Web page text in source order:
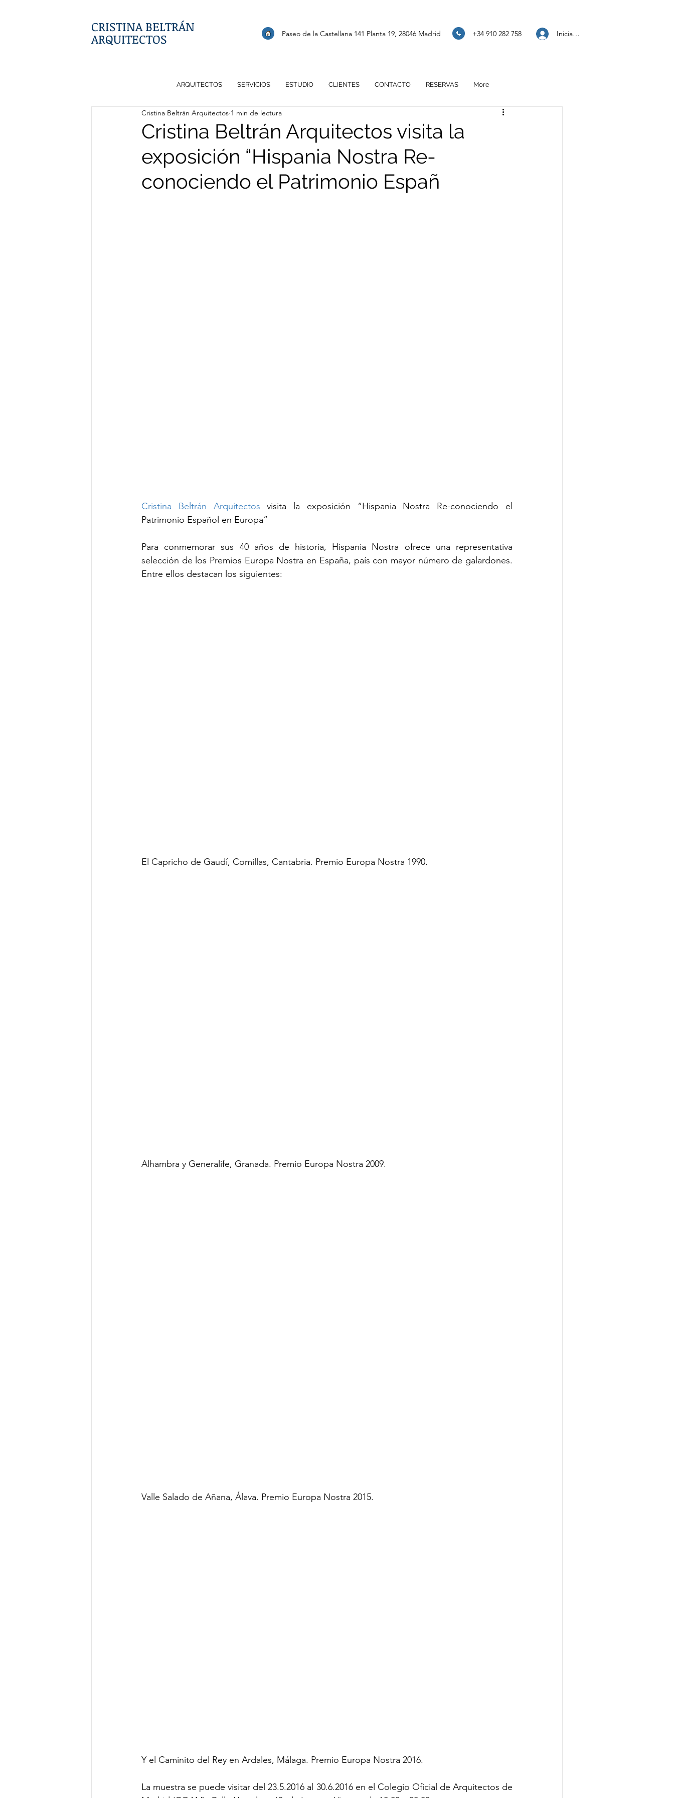
CRISTINA BELTRÁN
ARQUITECTOS Paseo de la Castellana 141 Planta 19, 28046 Madrid +34 910 282 758 Iniciar sesión
ARQUITECTOS SERVICIOS ESTUDIO CLIENTES CONTACTO RESERVAS More
Cristina Beltrán Arquitectos visita la
exposición “Hispania Nostra Re-
conociendo el Patrimonio Españ
Cristina Beltrán Arquitectos 1 min de lectura
Cristina Beltrán Arquitectos visita la exposición “Hispania Nostra Re-conociendo el
Patrimonio Español en Europa”
Para conmemorar sus 40 años de historia, Hispania Nostra ofrece una representativa
selección de los Premios Europa Nostra en España, país con mayor número de galardones.
Entre ellos destacan los siguientes:
El Capricho de Gaudí, Comillas, Cantabria. Premio Europa Nostra 1990.
Alhambra y Generalife, Granada. Premio Europa Nostra 2009.
Valle Salado de Añana, Álava. Premio Europa Nostra 2015.
Y el Caminito del Rey en Ardales, Málaga. Premio Europa Nostra 2016.
La muestra se puede visitar del 23.5.2016 al 30.6.2016 en el Colegio Oficial de Arquitectos de